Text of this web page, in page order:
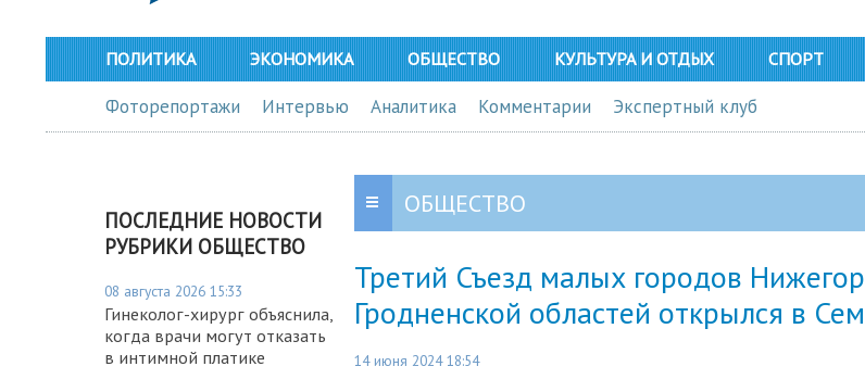
ПОЛИТИКА ЭКОНОМИКА ОБЩЕСТВО КУЛЬТУРА И ОТДЫХ СПОРТ
Фоторепортажи Интервью Аналитика Комментарии Экспертный клуб
ПОСЛЕДНИЕ НОВОСТИ
РУБРИКИ ОБЩЕСТВО
08 августа 2026 15:33
Гинеколог-хирург объяснила,
когда врачи могут отказать
в интимной платике
ОБЩЕСТВО
Третий Съезд малых городов
Гродненской областей открылся в
14 июня 2024 18:54